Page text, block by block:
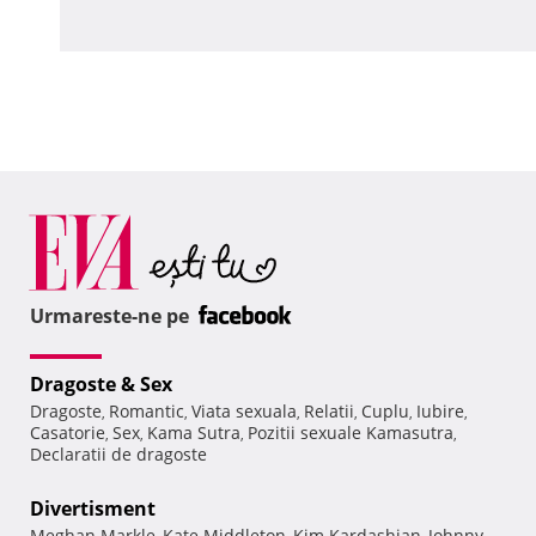
Urmareste-ne pe
Dragoste & Sex
Dragoste, Romantic, Viata sexuala, Relatii, Cuplu, Iubire,
Casatorie, Sex, Kama Sutra, Pozitii sexuale Kamasutra,
Declaratii de dragoste
Divertisment